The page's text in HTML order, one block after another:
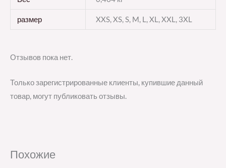
размер XXS, XS, S, M, L, XL, XXL, 3XL
Отзывов пока нет.
Только зарегистрированные клиенты, купившие данный
товар, могут публиковать отзывы.
Похожие